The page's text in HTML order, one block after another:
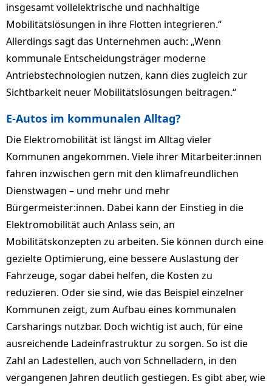
insgesamt vollelektrische und nachhaltige
Mobilitätslösungen in ihre Flotten integrieren.“
Allerdings sagt das Unternehmen auch: „Wenn
kommunale Entscheidungs­trä­ger moderne
Antriebstechnologien nut­zen, kann dies zu­gleich zur
Sichtbarkeit neuer Mobilitätslösungen beitragen.“
E-Autos im kommunalen Alltag?
Die Elektromobilität ist längst im Alltag vieler
Kommunen angekommen. Viele ihrer Mitarbeiter:innen
fahren inzwi­schen gern mit den klima­freund­li­chen
Dienstwagen – und mehr und mehr
Bürgermeister:innen. Dabei kann der Einstieg in die
Elektromobilität auch Anlass sein, an
Mobilitätskonzepten zu arbeiten. Sie können durch eine
gezielte Optimierung, eine bessere Auslastung der
Fahrzeuge, sogar dabei helfen, die Kosten zu
reduzieren. Oder sie sind, wie das Beispiel einzelner
Kommunen zeigt, zum Aufbau eines kommunalen
Carsharings nutzbar. Doch wichtig ist auch, für eine
ausreichende Ladeinfrastruktur zu sorgen. So ist die
Zahl an Ladestellen, auch von Schnelladern, in den
vergangenen Jahren deut­lich gestiegen. Es gibt aber, wie